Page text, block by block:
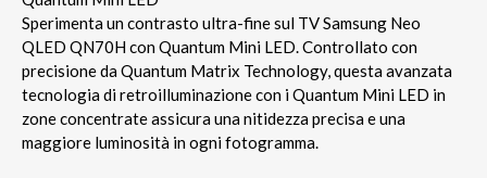
Sperimenta un contrasto ultra-fine sul TV Samsung Neo
QLED QN70H con Quantum Mini LED. Controllato con
precisione da Quantum Matrix Technology, questa avanzata
tecnologia di retroilluminazione con i Quantum Mini LED in
zone concentrate assicura una nitidezza precisa e una
maggiore luminosità in ogni fotogramma.